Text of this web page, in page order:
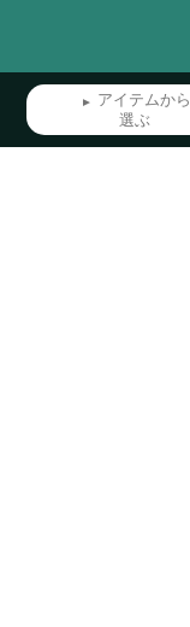
アイテムから
選ぶ